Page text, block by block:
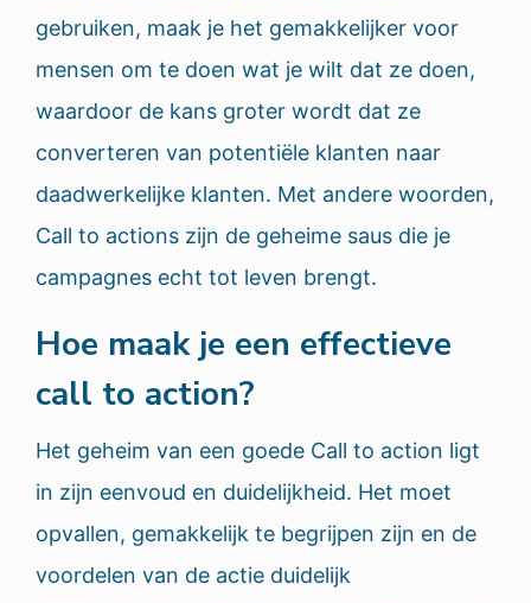
gebruiken, maak je het gemakkelijker voor
mensen om te doen wat je wilt dat ze doen,
waardoor de kans groter wordt dat ze
converteren van potentiële klanten naar
daadwerkelijke klanten. Met andere woorden,
Call to actions zijn de geheime saus die je
campagnes echt tot leven brengt.
Hoe maak je een effectieve
call to action?
Het geheim van een goede Call to action ligt
in zijn eenvoud en duidelijkheid. Het moet
opvallen, gemakkelijk te begrijpen zijn en de
voordelen van de actie duidelijk